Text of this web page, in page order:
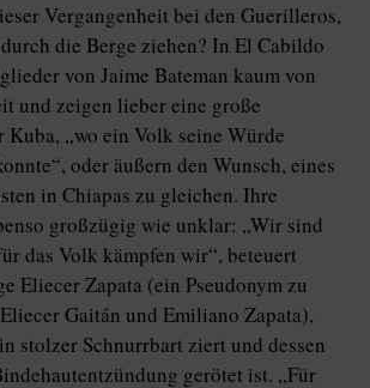
Vergangenheit bei den Guerilleros,
die Berge ziehen? In El Cabildo
von Jaime Bateman kaum von
und zeigen lieber eine große
Kuba, „wo ein Volk seine Würde
oder äußern den Wunsch, eines
in Chiapas zu gleichen. Ihre
großzügig wie unklar: „Wir sind
das Volk kämpfen wir“, beteuert
Eliecer Zapata (ein Pseudonym zu
Gaitán und Emiliano Zapata),
stolzer Schnurrbart ziert und dessen
gerötet ist. „Für